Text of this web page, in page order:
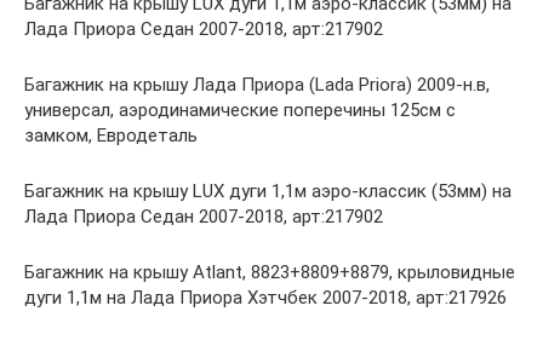
Лада Приора Седан 2007-2018, арт:217902
Багажник на крышу Лада Приора (Lada Priora) 2009-н.в,
универсал, аэродинамические поперечины 125см с
замком, Евродеталь
Багажник на крышу LUX дуги 1,1м аэро-классик (53мм) на
Лада Приора Седан 2007-2018, арт:217902
Багажник на крышу Atlant, 8823+8809+8879, крыловидные
дуги 1,1м на Лада Приора Хэтчбек 2007-2018, арт:217926